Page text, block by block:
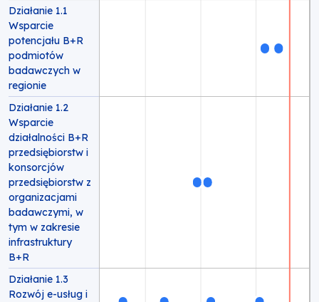
Działanie 1.1
Wsparcie
potencjału B+R
podmiotów
badawczych w
regionie
Działanie 1.2
Wsparcie
działalności B+R
przedsiębiorstw i
konsorcjów
przedsiębiorstw z
organizacjami
badawczymi, w
tym w zakresie
infrastruktury
B+R
Działanie 1.3
Rozwój e-usług i